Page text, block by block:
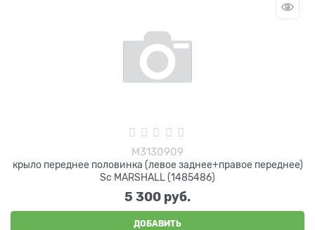
M3130909
крыло переднее половинка (левое заднее+правое переднее)
Sc MARSHALL (1485486)
5 300 руб.
ДОБАВИТЬ